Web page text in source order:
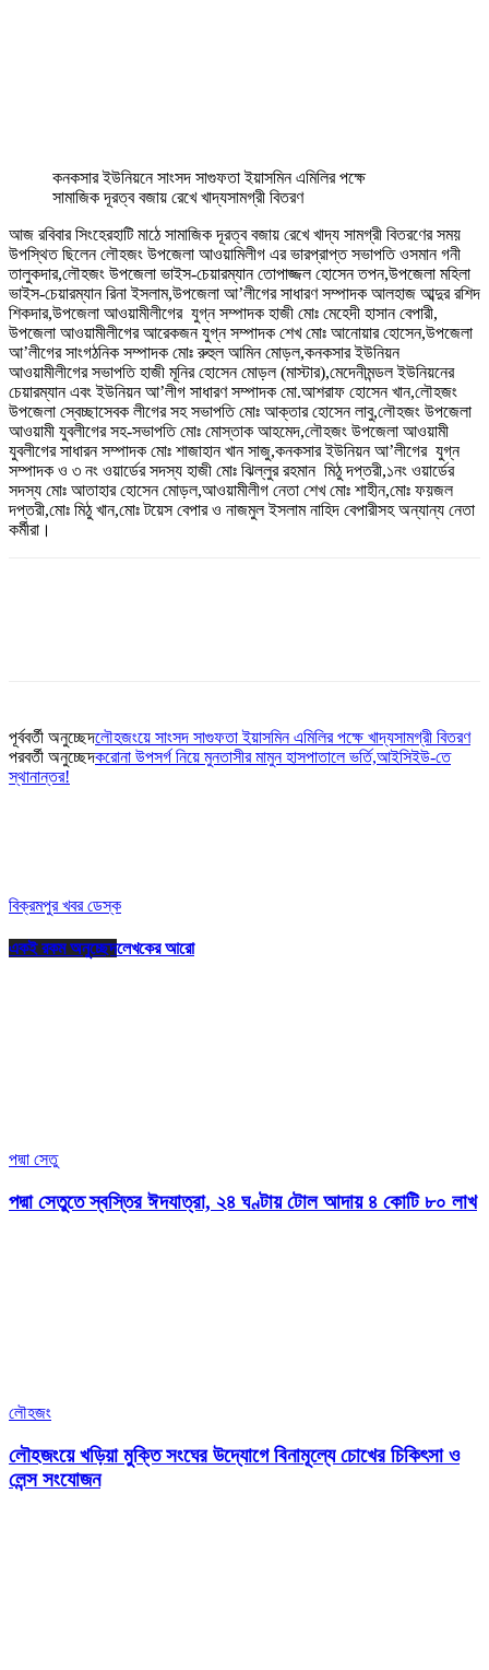
কনকসার ইউনিয়নে সাংসদ সাগুফতা ইয়াসমিন এমিলির পক্ষে
সামাজিক দূরত্ব বজায় রেখে খাদ্যসামগ্রী বিতরণ
আজ রবিবার সিংহেরহাটি মাঠে সামাজিক দূরত্ব বজায় রেখে খাদ্য সামগ্রী বিতরণের সময়
উপস্থিত ছিলেন লৌহজং উপজেলা আওয়ামিলীগ এর ভারপ্রাপ্ত সভাপতি ওসমান গনী
তালুকদার,লৌহজং উপজেলা ভাইস-চেয়ারম্যান তোপাজ্জল হোসেন তপন,উপজেলা মহিলা
ভাইস-চেয়ারম্যান রিনা ইসলাম,উপজেলা আ’লীগের সাধারণ সম্পাদক আলহাজ আব্দুর রশিদ
শিকদার,উপজেলা আওয়ামীলীগের যুগ্ন সম্পাদক হাজী মোঃ মেহেদী হাসান বেপারী,
উপজেলা আওয়ামীলীগের আরেকজন যুগ্ন সম্পাদক শেখ মোঃ আনোয়ার হোসেন,উপজেলা
আ’লীগের সাংগঠনিক সম্পাদক মোঃ রুহুল আমিন মোড়ল,কনকসার ইউনিয়ন
আওয়ামীলীগের সভাপতি হাজী মূনির হোসেন মোড়ল (মাস্টার),মেদেনীমন্ডল ইউনিয়নের
চেয়ারম্যান এবং ইউনিয়ন আ’লীগ সাধারণ সম্পাদক মো.আশরাফ হোসেন খান,লৌহজং
উপজেলা স্বেচ্ছাসেবক লীগের সহ সভাপতি মোঃ আক্তার হোসেন লাবু,লৌহজং উপজেলা
আওয়ামী যুবলীগের সহ-সভাপতি মোঃ মোস্তাক আহমেদ,লৌহজং উপজেলা আওয়ামী
যুবলীগের সাধারন সম্পাদক মোঃ শাজাহান খান সাজু,কনকসার ইউনিয়ন আ’লীগের যুগ্ন
সম্পাদক ও ৩ নং ওয়ার্ডের সদস্য হাজী মোঃ ঝিল্লুর রহমান মিঠু দপ্তরী,১নং ওয়ার্ডের
সদস্য মোঃ আতাহার হোসেন মোড়ল,আওয়ামীলীগ নেতা শেখ মোঃ শাহীন,মোঃ ফয়জল
দপ্তরী,মোঃ মিঠু খান,মোঃ টয়েস বেপার ও নাজমুল ইসলাম নাহিদ বেপারীসহ অন্যান্য নেতা
কর্মীরা।
পূর্ববর্তী অনুচ্ছেদলৌহজংয়ে সাংসদ সাগুফতা ইয়াসমিন এমিলির পক্ষে খাদ্যসামগ্রী বিতরণ
পরবর্তী অনুচ্ছেদকরোনা উপসর্গ নিয়ে মুনতাসীর মামুন হাসপাতালে ভর্তি,আইসিইউ-তে
স্থানান্তর!
বিক্রমপুর খবর ডেস্ক
একই রকম অনুচ্ছেদলেখকের আরো
পদ্মা সেতু
পদ্মা সেতুতে স্বস্তির ঈদযাত্রা, ২৪ ঘণ্টায় টোল আদায় ৪ কোটি ৮০ লাখ
লৌহজং
লৌহজংয়ে খড়িয়া মুক্তি সংঘের উদ্যোগে বিনামূল্যে চোখের চিকিৎসা ও
লেন্স সংযোজন